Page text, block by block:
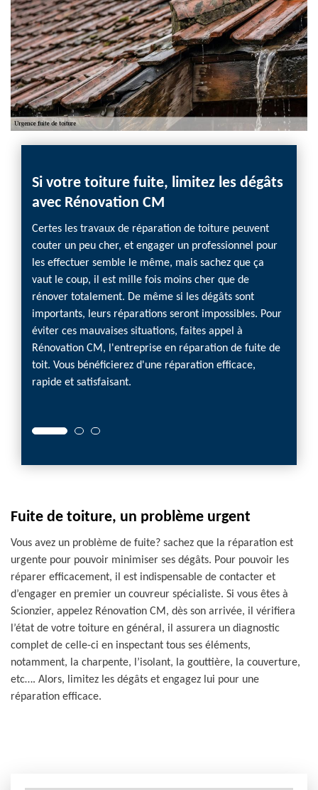
Si votre toiture fuite, limitez les dégâts
avec Rénovation CM
Certes les travaux de réparation de toiture peuvent
couter un peu cher, et engager un professionnel pour
les effectuer semble le même, mais sachez que ça
vaut le coup, il est mille fois moins cher que de
rénover totalement. De même si les dégâts sont
importants, leurs réparations seront impossibles. Pour
éviter ces mauvaises situations, faites appel à
Rénovation CM, l'entreprise en réparation de fuite de
toit. Vous bénéficierez d'une réparation efficace,
rapide et satisfaisant.
Fuite de toiture, un problème urgent
Vous avez un problème de fuite? sachez que la réparation est
urgente pour pouvoir minimiser ses dégâts. Pour pouvoir les
réparer efficacement, il est indispensable de contacter et
d’engager en premier un couvreur spécialiste. Si vous êtes à
Scionzier, appelez Rénovation CM, dès son arrivée, il vérifiera
l’état de votre toiture en général, il assurera un diagnostic
complet de celle-ci en inspectant tous ses éléments,
notamment, la charpente, l’isolant, la gouttière, la couverture,
etc…. Alors, limitez les dégâts et engagez lui pour une
réparation efficace.